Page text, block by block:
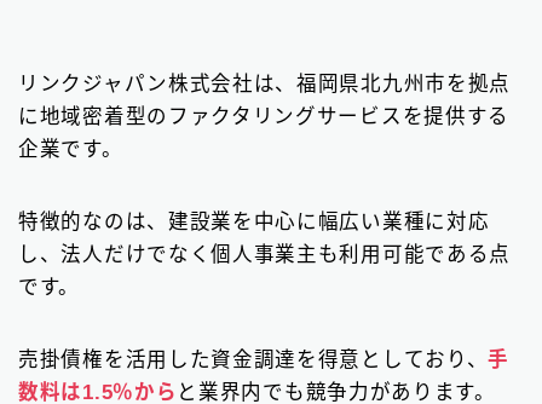
リンクジャパン株式会社は、福岡県北九州市を拠点
に地域密着型のファクタリングサービスを提供する
企業です。
特徴的なのは、建設業を中心に幅広い業種に対応
し、法人だけでなく個人事業主も利用可能である点
です。
売掛債権を活用した資金調達を得意としており、手
数料は1.5％から と業界内でも競争力があります。